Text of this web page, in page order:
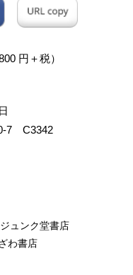
円＋税）
7 C3342
ュンク堂書店
わ書店